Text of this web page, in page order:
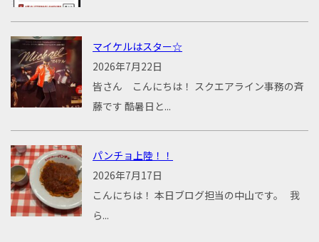
マイケルはスター☆
2026年7月22日
皆さん こんにちは！ スクエアライン事務の斉
藤です 酷暑日と...
パンチョ上陸！！
2026年7月17日
こんにちは！ 本日ブログ担当の中山です。 我
ら...